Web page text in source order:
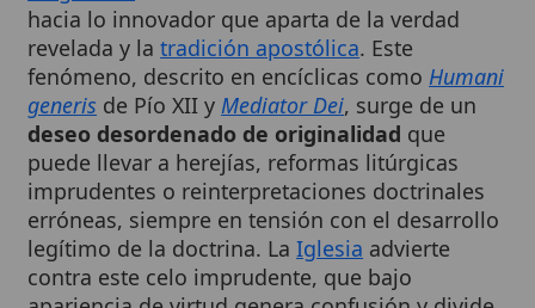
fenómeno, descrito en encíclicas como Humani
generisde Pío XII yMediator Dei, surge de un
deseo desordenado de originalidad que
puede llevar a herejías, reformas litúrgicas
imprudentes o reinterpretaciones doctrinales
erróneas, siempre en tensión con el desarrollo
legítimo de la doctrina. LaIglesiaadvierte
contra este celo imprudente, que bajo
apariencia de virtud genera confusión y divide
a los fieles, exhortando a lafidelidad al
depósito de lafe.1 2,3